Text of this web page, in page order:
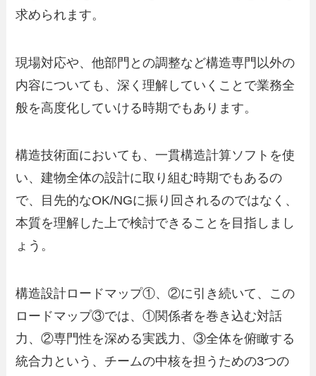
求められます。
現場対応や、他部門との調整など構造専門以外の
内容についても、深く理解していくことで業務全
般を高度化していける時期でもあります。
構造技術面においても、一貫構造計算ソフトを使
い、建物全体の設計に取り組む時期でもあるの
で、目先的なOK/NGに振り回されるのではなく、
本質を理解した上で検討できることを目指しまし
ょう。
構造設計ロードマップ①、②に引き続いて、この
ロードマップ③では、①関係者を巻き込む対話
力、②専門性を深める実践力、③全体を俯瞰する
統合力という、チームの中核を担うための3つの